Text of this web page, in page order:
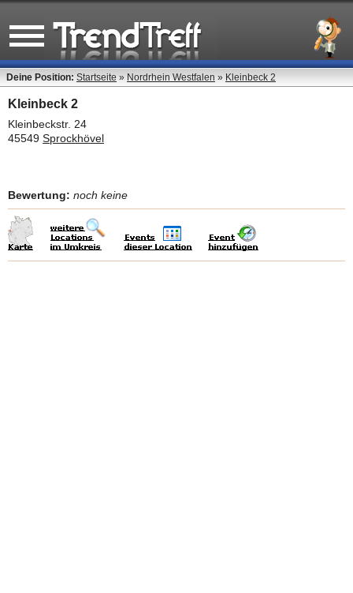
Deine Position: Startseite » Nordrhein Westfalen » Kleinbeck 2
Kleinbeck 2
Kleinbeckstr. 24
45549 Sprockhövel
Bewertung: noch keine